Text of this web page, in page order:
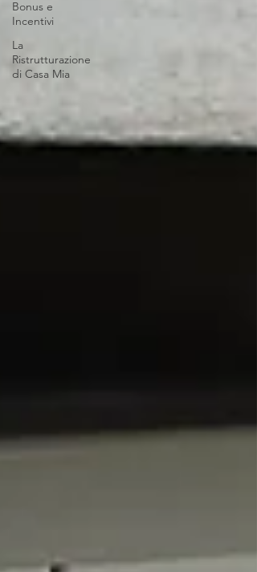
Bonus e
Incentivi
La
Ristrutturazione
di Casa Mia